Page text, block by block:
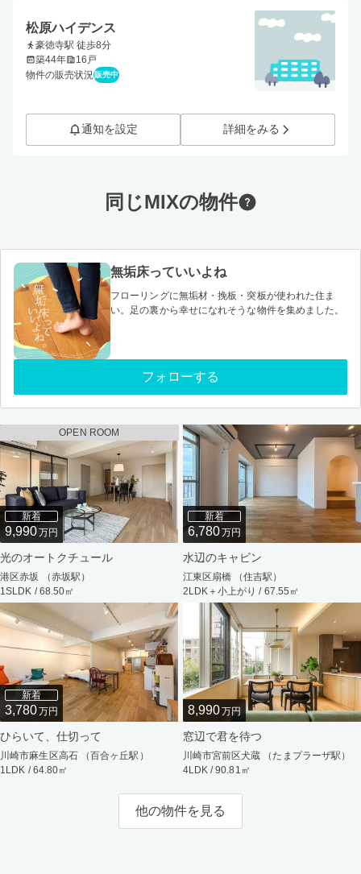
松原ハイデンス
豪徳寺駅 徒歩8分
築44年
16戸
物件の販売状況 販売中
通知を設定 詳細をみる
同じMIXの物件
無垢床っていいよね
フローリングに無垢材・挽板・突板が使われた住ま
い。足の裏から幸せになれそうな物件を集めました。
フォローする
OPEN ROOM
新着
9,990万円
光のオートクチュール
港区赤坂 （赤坂駅）
1SLDK / 68.50㎡
新着
6,780万円
水辺のキャビン
江東区扇橋 （住吉駅）
2LDK＋小上がり / 67.55㎡
新着
3,780万円
ひらいて、仕切って
川崎市麻生区高石 （百合ヶ丘駅）
1LDK / 64.80㎡
8,990万円
窓辺で君を待つ
川崎市宮前区犬蔵 （たまプラーザ駅）
4LDK / 90.81㎡
他の物件を見る